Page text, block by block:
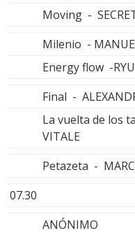
Moving -
Milenio -
Energy flow -
Final -
La vuelta de los
VITALE
Petazeta -
07.30
ANÓNIMO